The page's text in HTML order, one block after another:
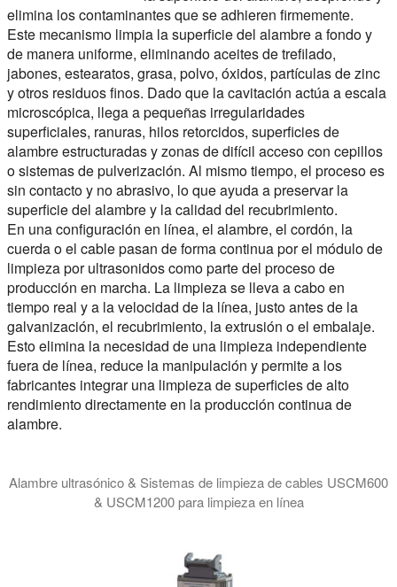
elimina los contaminantes que se adhieren firmemente.
Este mecanismo limpia la superficie del alambre a fondo y
de manera uniforme, eliminando aceites de trefilado,
jabones, estearatos, grasa, polvo, óxidos, partículas de zinc
y otros residuos finos. Dado que la cavitación actúa a escala
microscópica, llega a pequeñas irregularidades
superficiales, ranuras, hilos retorcidos, superficies de
alambre estructuradas y zonas de difícil acceso con cepillos
o sistemas de pulverización. Al mismo tiempo, el proceso es
sin contacto y no abrasivo, lo que ayuda a preservar la
superficie del alambre y la calidad del recubrimiento.
En una configuración en línea, el alambre, el cordón, la
cuerda o el cable pasan de forma continua por el módulo de
limpieza por ultrasonidos como parte del proceso de
producción en marcha. La limpieza se lleva a cabo en
tiempo real y a la velocidad de la línea, justo antes de la
galvanización, el recubrimiento, la extrusión o el embalaje.
Esto elimina la necesidad de una limpieza independiente
fuera de línea, reduce la manipulación y permite a los
fabricantes integrar una limpieza de superficies de alto
rendimiento directamente en la producción continua de
alambre.
Alambre ultrasónico & Sistemas de limpieza de cables USCM600
& USCM1200 para limpieza en línea